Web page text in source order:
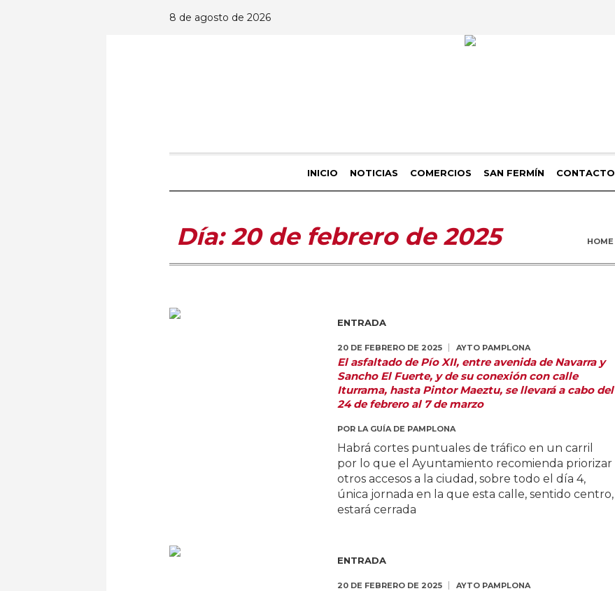
8 de agosto de 2026
INICIO NOTICIAS COMERCIOS SAN FERMÍN CONTACTO
Día:20 de febrero de 2025 HOME
ENTRADA
20 DE FEBRERO DE 2025 AYTO PAMPLONA
El asfaltado de Pío XII, entre avenida de Navarra y
Sancho El Fuerte, y de su conexión con calle
Iturrama, hasta Pintor Maeztu, se llevará a cabo del
24 de febrero al 7 de marzo
POR LA GUÍA DE PAMPLONA
Habrá cortes puntuales de tráfico en un carril
por lo que el Ayuntamiento recomienda priorizar
otros accesos a la ciudad, sobre todo el día 4,
única jornada en la que esta calle, sentido centro,
estará cerrada
ENTRADA
20 DE FEBRERO DE 2025 AYTO PAMPLONA